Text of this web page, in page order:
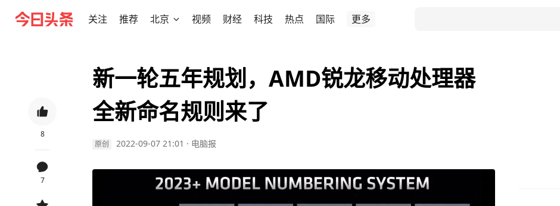
关注 推荐 北京 视频 财经 科技 热点 国际 更多
8
7
新一轮五年规划，AMD锐龙移动处理器
全新命名规则来了
原创 2022-09-07 21:01 · 电脑报